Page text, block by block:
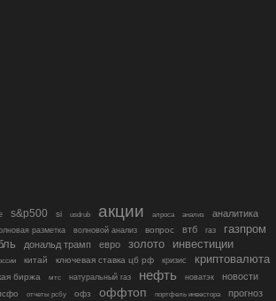
s&p500 si usdrub акции алроса анализ аналитика
разметка волновой анализ вопрос втб газ газпром
дональд трамп евро золото инвестиции
китай ключевая ставка цб рф кризис криптовалюта
биржа мтс натуральный газ нефть новатэк новости
отчеты рсбу офз оффтоп портфель инвестора
прогноз